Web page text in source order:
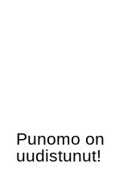
Punomo on
uudistunut!